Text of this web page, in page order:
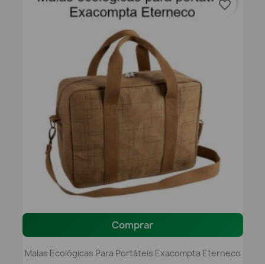
Comprar
Malas Ecológicas Para Portáteis Exacompta Eterneco
favorite_border